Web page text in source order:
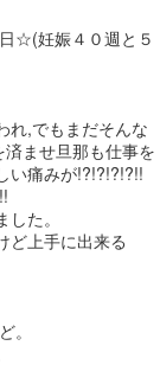
☆(妊娠４０週と５
れ,でもまだそんな
ませ旦那も仕事を
い痛みが!?!?!?!?!!
た。
ど上手に出来る
。